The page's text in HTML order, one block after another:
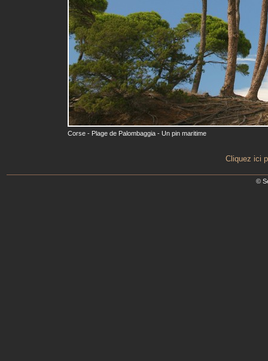
Corse - Plage de Palombaggia - Un pin maritime
Cliquez ici
©